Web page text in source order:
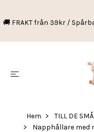
🚚 FRAKT från 39kr /
Hem TILL DE SMÅ
Napphållare med